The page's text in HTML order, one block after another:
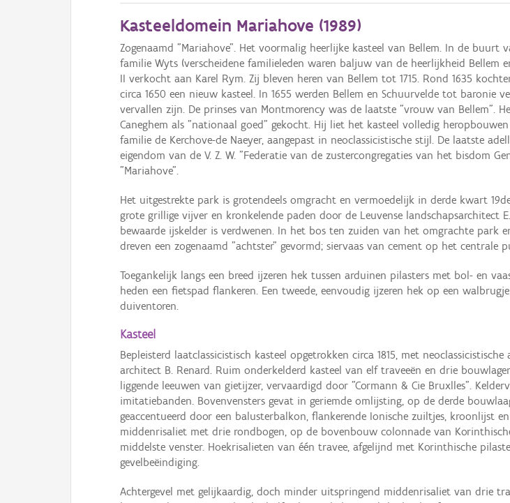
Kasteeldomein Mariahove (1989)
Zogenaamd "Mariahove". Het voormalig heerlijke kasteel van Bellem. In de
familie Wyts (verscheidene familieleden waren baljuw van de heerlijkheid Bellem
II verkocht aan Karel Rym. Zij bleven heren van Bellem tot 1715. Rond 1635
circa 1650 een nieuw kasteel. In 1655 werden Bellem en Schuurvelde tot baronie
vervallen zijn. De prinses van Montmorency was de laatste "vrouw van Bellem".
Caneghem als "nationaal goed" gekocht. Hij liet het kasteel volledig
familie de Kerchove-de Naeyer, aangepast in neoclassicistische stijl. De laatste
eigendom van de V. Z. W. "Federatie van de zustercongregaties van het bisdom
"Mariahove".
Het uitgestrekte park is grotendeels omgracht en vermoedelijk in derde kwart
grote grillige vijver en kronkelende paden door de Leuvense landschapsarchitect
bewaarde ijskelder is verdwenen. In het bos ten zuiden van het omgrachte park
dreven een zogenaamd "achtster" gevormd; siervaas van cement op het centrale
Toegankelijk langs een breed ijzeren hek tussen arduinen pilasters met bol- en
heden een fietspad flankeren. Een tweede, eenvoudig ijzeren hek op een
duiventoren.
Kasteel
Bepleisterd laatclassicistisch kasteel opgetrokken circa 1815, met
architect B. Renard. Ruim onderkelderd kasteel van elf traveeën en drie
liggende leeuwen van gietijzer, vervaardigd door "Cormann & Cie Bruxlles".
imitatiebanden. Bovenvensters gevat in geriemde omlijsting, op de derde
geaccentueerd door een balusterbalkon, flankerende Ionische zuiltjes, kroonlijst
middenrisaliet met drie rondbogen, op de bovenbouw colonnade van
middelste venster. Hoekrisalieten van één travee, afgelijnd met Korinthische
gevelbeëindiging.
Achtergevel met gelijkaardig, doch minder uitspringend middenrisaliet van drie